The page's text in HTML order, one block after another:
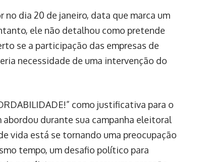
dia 20 de janeiro, data que marca um
ele não detalhou como pretende
se a participação das empresas de
necessidade de uma intervenção do
como justificativa para o
durante sua campanha eleitoral
vida está se tornando uma preocupação
tempo, um desafio político para